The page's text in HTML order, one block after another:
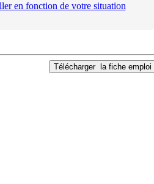
en fonction de votre situation
Télécharger la fiche emploi